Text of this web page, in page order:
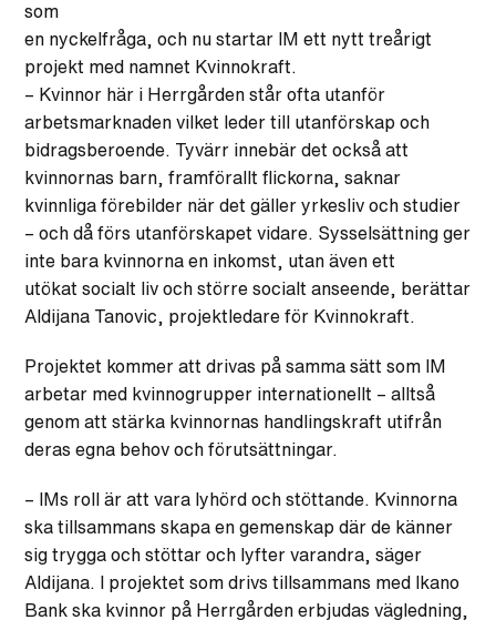
som
en nyckelfråga, och nu startar IM ett nytt treårigt
projekt med namnet Kvinnokraft.
– Kvinnor här i Herrgården står ofta utanför
arbetsmarknaden vilket leder till utanförskap och
bidragsberoende. Tyvärr innebär det också att
kvinnornas barn, framförallt flickorna, saknar
kvinnliga förebilder när det gäller yrkesliv och studier
– och då förs utanförskapet vidare. Sysselsättning ger
inte bara kvinnorna en inkomst, utan även ett
utökat socialt liv och större socialt anseende, berättar
Aldijana Tanovic, projektledare för Kvinnokraft.
Projektet kommer att drivas på samma sätt som IM
arbetar med kvinnogrupper internationellt – alltså
genom att stärka kvinnornas handlingskraft utifrån
deras egna behov och förutsättningar.
– IMs roll är att vara lyhörd och stöttande. Kvinnorna
ska tillsammans skapa en gemenskap där de känner
sig trygga och stöttar och lyfter varandra, säger
Aldijana. I projektet som drivs tillsammans med Ikano
Bank ska kvinnor på Herrgården erbjudas vägledning,